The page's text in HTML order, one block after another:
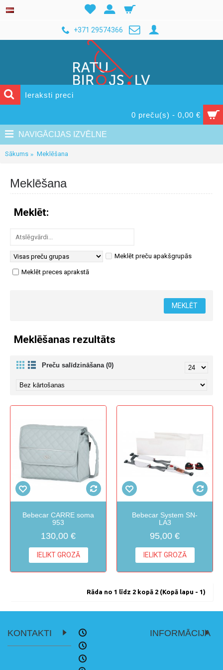
+371 29574366
0 preču(s) - 0,00 €
NAVIGĀCIJAS IZVĒLNE
Sākums Meklēšana
Meklēšana
Meklēt:
Meklēt preču apakšgrupās
Meklēt preces aprakstā
Meklēšanas rezultāts
Preču salīdzināšana (0)
Bebecar CARRE soma
953
130,00 €
IELIKT GROZĀ
Bebecar System SN-
LA3
95,00 €
IELIKT GROZĀ
Rāda no 1 līdz 2 kopā 2 (Kopā lapu - 1)
KONTAKTI INFORMĀCIJA